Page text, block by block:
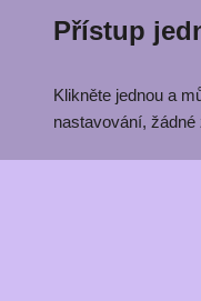
Přístup
Klikněte jednou a
nastavování, žádné